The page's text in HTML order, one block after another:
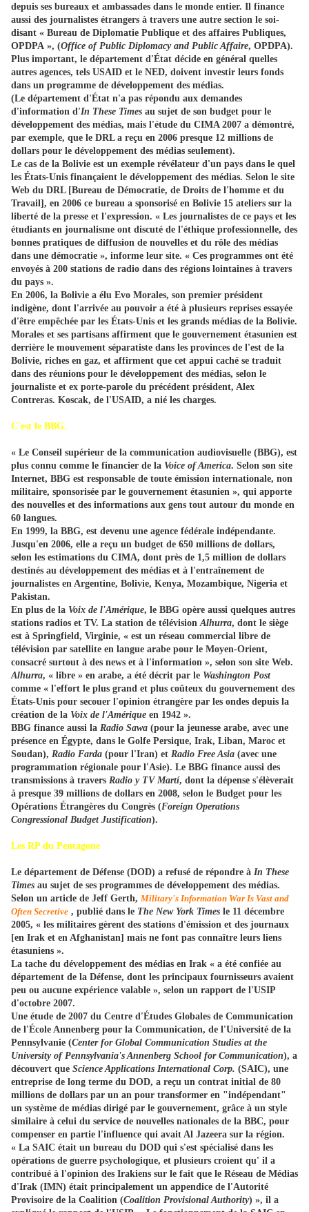
depuis ses bureaux et ambassades dans le monde entier. Il finance
aussi des journalistes étrangers à travers une autre section le soi-
disant « Bureau de Diplomatie Publique et des affaires Publiques,
OPDPA », (Office of Public Diplomacy and Public Affaire, OPDPA).
Plus important, le département d'État décide en général quelles
autres agences, tels USAID et le NED, doivent investir leurs fonds
dans un programme de développement des médias.
(Le département d'État n'a pas répondu aux demandes
d'information d'In These Times au sujet de son budget pour le
développement des médias, mais l'étude du CIMA 2007 a démontré,
par exemple, que le DRL a reçu en 2006 presque 12 millions de
dollars pour le développement des médias seulement).
Le cas de la Bolivie est un exemple révélateur d'un pays dans le quel
les États-Unis finançaient le développement des médias. Selon le site
Web du DRL [Bureau de Démocratie, de Droits de l'homme et du
Travail], en 2006 ce bureau a sponsorisé en Bolivie 15 ateliers sur la
liberté de la presse et l'expression. « Les journalistes de ce pays et les
étudiants en journalisme ont discuté de l'éthique professionnelle, des
bonnes pratiques de diffusion de nouvelles et du rôle des médias
dans une démocratie », informe leur site. « Ces programmes ont été
envoyés à 200 stations de radio dans des régions lointaines à travers
du pays ».
En 2006, la Bolivie a élu Evo Morales, son premier président
indigène, dont l'arrivée au pouvoir a été à plusieurs reprises essayée
d'être empêchée par les États-Unis et les grands médias de la Bolivie.
Morales et ses partisans affirment que le gouvernement étasunien est
derrière le mouvement séparatiste dans les provinces de l'est de la
Bolivie, riches en gaz, et affirment que cet appui caché se traduit
dans des réunions pour le développement des médias, selon le
journaliste et ex porte-parole du précédent président, Alex
Contreras. Koscak, de l'USAID, a nié les charges.
C'est le BBG.
« Le Conseil supérieur de la communication audiovisuelle (BBG), est
plus connu comme le financier de la Voice of America. Selon son site
Internet, BBG est responsable de toute émission internationale, non
militaire, sponsorisée par le gouvernement étasunien », qui apporte
des nouvelles et des informations aux gens tout autour du monde en
60 langues.
En 1999, la BBG, est devenu une agence fédérale indépendante.
Jusqu'en 2006, elle a reçu un budget de 650 millions de dollars,
selon les estimations du CIMA, dont près de 1,5 million de dollars
destinés au développement des médias et à l'entraînement de
journalistes en Argentine, Bolivie, Kenya, Mozambique, Nigeria et
Pakistan.
En plus de la Voix de l'Amérique, le BBG opère aussi quelques autres
stations radios et TV. La station de télévision Alhurra, dont le siège
est à Springfield, Virginie, « est un réseau commercial libre de
télévision par satellite en langue arabe pour le Moyen-Orient,
consacré surtout à des news et à l'information », selon son site Web.
Alhurra, « libre » en arabe, a été décrit par le Washington Post
comme « l'effort le plus grand et plus coûteux du gouvernement des
États-Unis pour secouer l'opinion étrangère par les ondes depuis la
création de la Voix de l'Amérique en 1942 ».
BBG finance aussi la Radio Sawa (pour la jeunesse arabe, avec une
présence en Égypte, dans le Golfe Persique, Irak, Liban, Maroc et
Soudan), Radio Farda (pour l'Iran) et Radio Free Asia (avec une
programmation régionale pour l'Asie). Le BBG finance aussi des
transmissions à travers Radio y TV Martí, dont la dépense s'élèverait
à presque 39 millions de dollars en 2008, selon le Budget pour les
Opérations Étrangères du Congrès (Foreign Operations
Congressional Budget Justification).
Les RP du Pentagone
Le département de Défense (DOD) a refusé de répondre à In These
Times au sujet de ses programmes de développement des médias.
Selon un article de Jeff Gerth, Military's Information War Is Vast and
Often Secretive , publié dans le The New York Times le 11 décembre
2005, « les militaires gèrent des stations d'émission et des journaux
[en Irak et en Afghanistan] mais ne font pas connaître leurs liens
étasuniens ».
La tache du développement des médias en Irak « a été confiée au
département de la Défense, dont les principaux fournisseurs avaient
peu ou aucune expérience valable », selon un rapport de l'USIP
d'octobre 2007.
Une étude de 2007 du Centre d'Études Globales de Communication
de l'École Annenberg pour la Communication, de l'Université de la
Pennsylvanie (Center for Global Communication Studies at the
University of Pennsylvania's Annenberg School for Communication), a
découvert que Science Applications International Corp. (SAIC), une
entreprise de long terme du DOD, a reçu un contrat initial de 80
millions de dollars par un an pour transformer en "indépendant"
un système de médias dirigé par le gouvernement, grâce à un style
similaire à celui du service de nouvelles nationales de la BBC, pour
compenser en partie l'influence qui avait Al Jazeera sur la région.
« La SAIC était un bureau du DOD qui s'est spécialisé dans les
opérations de guerre psychologique, et plusieurs croient qu' il a
contribué à l'opinion des Irakiens sur le fait que le Réseau de Médias
d'Irak (IMN) était principalement un appendice de l'Autorité
Provisoire de la Coalition (Coalition Provisional Authority) », il a